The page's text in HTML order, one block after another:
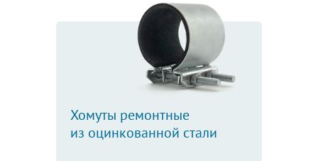
Хомуты ремонтные
из оцинкованной стали